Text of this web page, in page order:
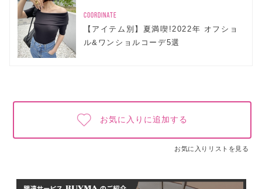
COORDINATE
【アイテム別】夏満喫!2022年 オフショ
ル&ワンショルコーデ5選
お気に入りに追加する
お気に入りリストを見る